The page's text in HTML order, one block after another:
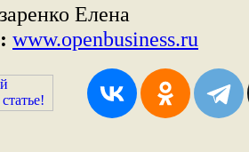
Елена
www.openbusiness.ru